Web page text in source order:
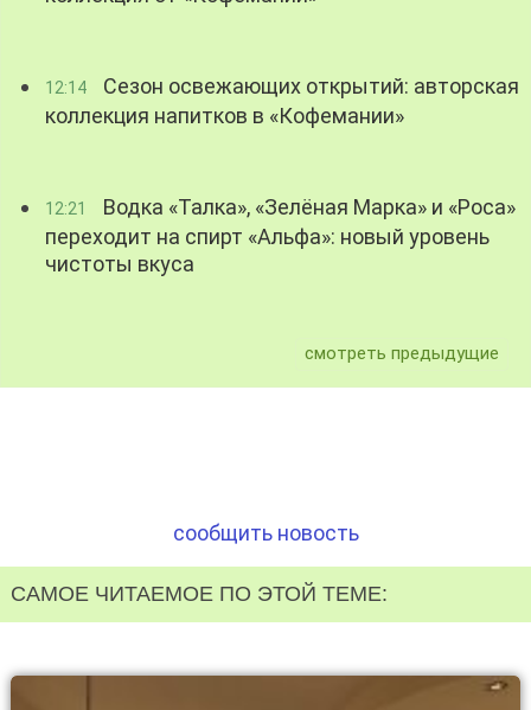
12:14
Сезон освежающих открытий: авторская
коллекция напитков в «Кофемании»
12:21
Водка «Талка», «Зелёная Марка» и «Роса»
переходит на спирт «Альфа»: новый уровень
чистоты вкуса
смотреть предыдущие
сообщить новость
САМОЕ ЧИТАЕМОЕ ПО ЭТОЙ ТЕМЕ: